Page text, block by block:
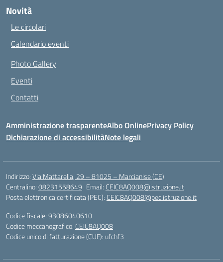
Novità
Le circolari
Calendario eventi
Photo Gallery
Eventi
Contatti
Amministrazione trasparenteAlbo OnlinePrivacy Policy
Dichiarazione di accessibilitàNote legali
Indirizzo:Via Mattarella, 29 – 81025 – Marcianise (CE)
Centralino:08231558649 Email: CEIC8AQ008@istruzione.it
Posta elettronica certificata (PEC): CEIC8AQ008@pec.istruzione.it
Codice fiscale: 93086040610
Codice meccanografico: CEIC8AQ008
Codice unico di fatturazione (CUF): ufchf3